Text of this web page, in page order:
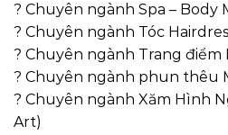
? Chuyên ngành Spa – Body
? Chuyên ngành Tóc
? Chuyên ngành Trang điểm
? Chuyên ngành phun thêu
? Chuyên ngành Xăm Hình
Art)